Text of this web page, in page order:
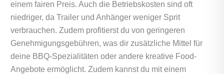
einem fairen Preis. Auch die Betriebskosten sind oft
niedriger, da Trailer und Anhänger weniger Sprit
verbrauchen. Zudem profitierst du von geringeren
Genehmigungsgebühren, was dir zusätzliche Mittel für
deine BBQ-Spezialitäten oder andere kreative Food-
Angebote ermöglicht. Zudem kannst du mit einem